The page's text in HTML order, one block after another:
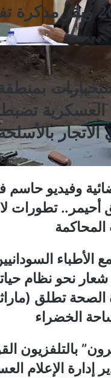
حتى 2031 ويقر مذكرة
العسكرية
وفيديو
أحيمر.. تطورات
نحو نظام
تطلق
الخضراء
بالتلفزيون
إدارة الإعلام